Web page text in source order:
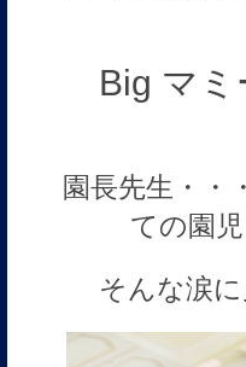
Big マミ
園長先生・・
ての園
そんな涙